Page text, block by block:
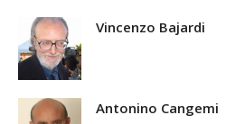
Vincenzo Bajardi
Antonino Cangemi